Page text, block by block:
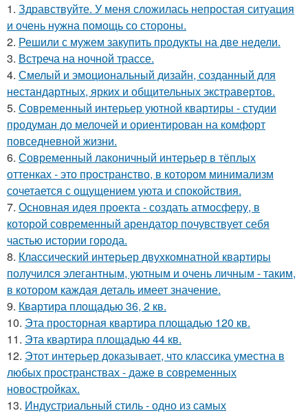
1. Здравствуйте. У меня сложилась непростая ситуация
и очень нужна помощь со стороны.
2. Решили с мужем закупить продукты на две недели.
3. Встреча на ночной трассе.
4. Смелый и эмоциональный дизайн, созданный для
нестандартных, ярких и общительных экстравертов.
5. Современный интерьер уютной квартиры - студии
продуман до мелочей и ориентирован на комфорт
повседневной жизни.
6. Современный лаконичный интерьер в тёплых
оттенках - это пространство, в котором минимализм
сочетается с ощущением уюта и спокойствия.
7. Основная идея проекта - создать атмосферу, в
которой современный арендатор почувствует себя
частью истории города.
8. Классический интерьер двухкомнатной квартиры
получился элегантным, уютным и очень личным - таким,
в котором каждая деталь имеет значение.
9. Квартира площадью 36, 2 кв.
10. Эта просторная квартира площадью 120 кв.
11. Эта квартира площадью 44 кв.
12. Этот интерьер доказывает, что классика уместна в
любых пространствах - даже в современных
новостройках.
13. Индустриальный стиль - одно из самых